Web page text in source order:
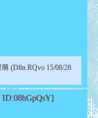
(D8n.RQvo 15/08/28